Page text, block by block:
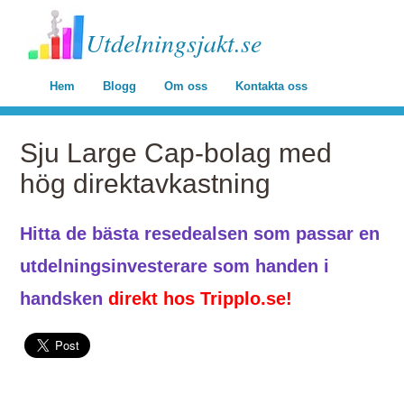
Utdelningsjakt.se
Hem Blogg Om oss Kontakta oss
Sju Large Cap-bolag med
hög direktavkastning
Hitta de bästa resedealsen som passar en
utdelningsinvesterare som handen i
handskendirekt hos Tripplo.se!